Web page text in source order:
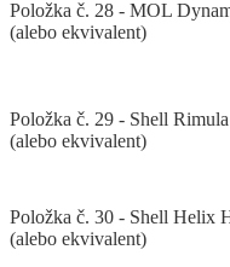
Položka č. 28 - MOL
(alebo ekvivalent)
Položka č. 29 - Shell
(alebo ekvivalent)
Položka č. 30 - Shell Helix
(alebo ekvivalent)